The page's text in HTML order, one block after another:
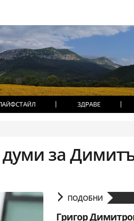
ЗДРАВЕ
думи за
ПОДОБНИ
Григор